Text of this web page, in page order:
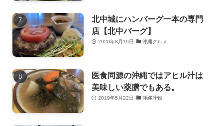
北中城にハンバーグ一本の専門
店【北中バーグ】
2020年8月19日 沖縄グルメ
医食同源の沖縄ではアヒル汁は
美味しい薬膳でもある。
2019年5月22日 沖縄汁物